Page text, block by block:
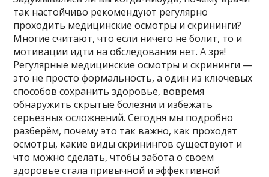
так настойчиво рекомендуют регулярно
проходить медицинские осмотры и скрининги?
Многие считают, что если ничего не болит, то и
мотивации идти на обследования нет. А зря!
Регулярные медицинские осмотры и скрининги —
это не просто формальность, а один из ключевых
способов сохранить здоровье, вовремя
обнаружить скрытые болезни и избежать
серьезных осложнений. Сегодня мы подробно
разберём, почему это так важно, как проходят
осмотры, какие виды скринингов существуют и
что можно сделать, чтобы забота о своем
здоровье стала привычной и эффективной